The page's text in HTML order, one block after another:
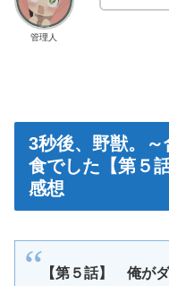
管理人
3秒後、野獣。
食でした【第５
感想
【第５話】 俺が